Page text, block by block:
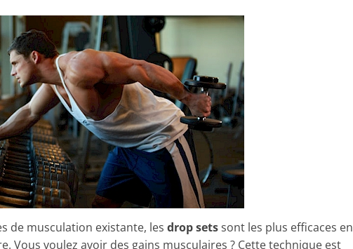
de musculation existante, les drop setssont les plus efficaces en
Vous voulez avoir des gains musculaires ? Cette technique est